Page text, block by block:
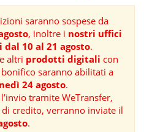
saranno sospese da
, inoltre i nostri uffici
10 al 21 agosto.
altri prodotti digitali con
saranno abilitati a
24 agosto.
tramite WeTransfer,
di credito, verranno inviate il
.